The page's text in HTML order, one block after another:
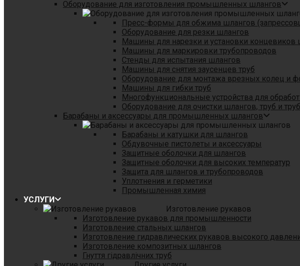
Оборудование для изготовления промышленных шлангов
Пресс-формы для обжима шлангов
Оборудование для резки шлангов
Машины для нарезки и установки концевиков
Машины для маркировки трубопроводов
Стенды для испытания шлангов
Машины для снятия заусенцев труб
Оборудование для монтажа врезных колец и
Машины для гибки труб
Многофункциональные устройства для
Оборудование для очистки шлангов, труб и
Барабаны и аксессуары для промышленных шлангов
Барабаны и катушки для шлангов
Обдувочные пистолеты и аксессуары
Защитные оболочки для шлангов
Защитные оболочки для высоких температур
Защита для шлангов и трубопроводов
Уплотнения и герметики
Промышленная химия
УСЛУГИ
Изготовление рукавов
Изготовление рукавов для промышленности
Изготовление стальных шлангов
Изготовление гидравлических рукавов высокого
Изготовление композитных шлангов
Гнуття гідравлічних труб